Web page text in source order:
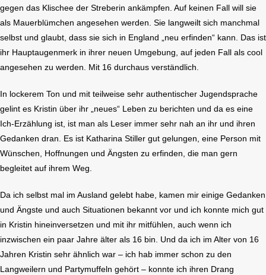
gegen das Klischee der Streberin ankämpfen. Auf keinen Fall will sie
als Mauerblümchen angesehen werden. Sie langweilt sich manchmal
selbst und glaubt, dass sie sich in England „neu erfinden“ kann. Das ist
ihr Hauptaugenmerk in ihrer neuen Umgebung, auf jeden Fall als cool
angesehen zu werden. Mit 16 durchaus verständlich.
In lockerem Ton und mit teilweise sehr authentischer Jugendsprache
gelint es Kristin über ihr „neues“ Leben zu berichten und da es eine
Ich-Erzählung ist, ist man als Leser immer sehr nah an ihr und ihren
Gedanken dran. Es ist Katharina Stiller gut gelungen, eine Person mit
Wünschen, Hoffnungen und Ängsten zu erfinden, die man gern
begleitet auf ihrem Weg.
Da ich selbst mal im Ausland gelebt habe, kamen mir einige Gedanken
und Ängste und auch Situationen bekannt vor und ich konnte mich gut
in Kristin hineinversetzen und mit ihr mitfühlen, auch wenn ich
inzwischen ein paar Jahre älter als 16 bin. Und da ich im Alter von 16
Jahren Kristin sehr ähnlich war – ich hab immer schon zu den
Langweilern und Partymuffeln gehört – konnte ich ihren Drang